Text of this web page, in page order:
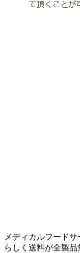
メディカルフード
らしく送料が全製品